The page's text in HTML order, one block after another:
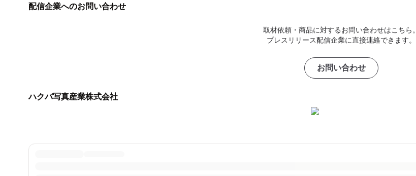
配信企業へのお問い合わせ
取材依頼・商品に対するお問い合わせはこちら。
プレスリリース配信企業に直接連絡できます。
お問い合わせ
ハクバ写真産業株式会社